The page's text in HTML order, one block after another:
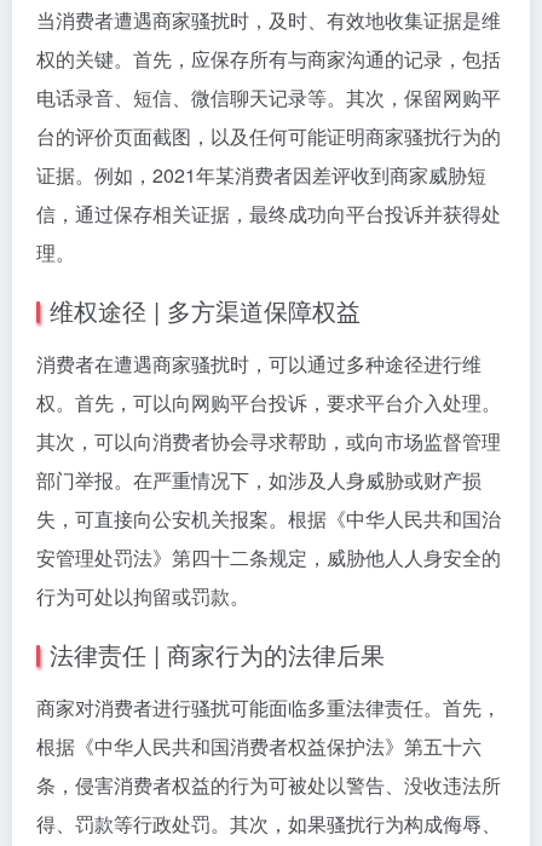
当消费者遭遇商家骚扰时，及时、有效地收集证据是维
权的关键。首先，应保存所有与商家沟通的记录，包括
电话录音、短信、微信聊天记录等。其次，保留网购平
台的评价页面截图，以及任何可能证明商家骚扰行为的
证据。例如，2021年某消费者因差评收到商家威胁短
信，通过保存相关证据，最终成功向平台投诉并获得处
理。
维权途径 | 多方渠道保障权益
消费者在遭遇商家骚扰时，可以通过多种途径进行维
权。首先，可以向网购平台投诉，要求平台介入处理。
其次，可以向消费者协会寻求帮助，或向市场监督管理
部门举报。在严重情况下，如涉及人身威胁或财产损
失，可直接向公安机关报案。根据《中华人民共和国治
安管理处罚法》第四十二条规定，威胁他人人身安全的
行为可处以拘留或罚款。
法律责任 | 商家行为的法律后果
商家对消费者进行骚扰可能面临多重法律责任。首先，
根据《中华人民共和国消费者权益保护法》第五十六
条，侵害消费者权益的行为可被处以警告、没收违法所
得、罚款等行政处罚。其次，如果骚扰行为构成侮辱、